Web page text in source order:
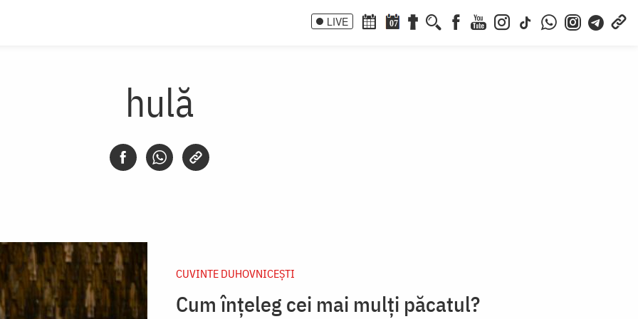
LIVE 07
hulă
CUVINTE DUHOVNICEȘTI
Cum înțeleg cei mai mulți păcatul?